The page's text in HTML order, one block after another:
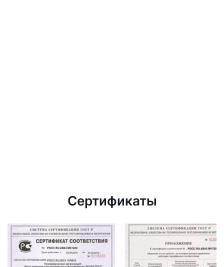
Сертификаты